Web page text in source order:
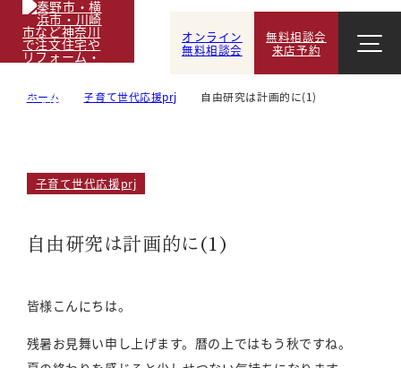
オンライン
無料相談会
無料相談会
来店予約
ホーム 子育て世代応援prj 自由研究は計画的に(1)
子育て世代応援prj
自由研究は計画的に(1)
皆様こんにちは。
残暑お見舞い申し上げます。暦の上ではもう秋ですね。